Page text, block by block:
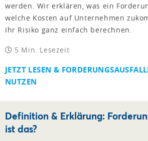
werden. Wir erklären, was ein
welche Kosten auf Unternehmen
Ihr Risiko ganz einfach berechnen.
5 Min. Lesezeit
JETZT LESEN &
NUTZEN
Definition & Erklärung:
ist das?